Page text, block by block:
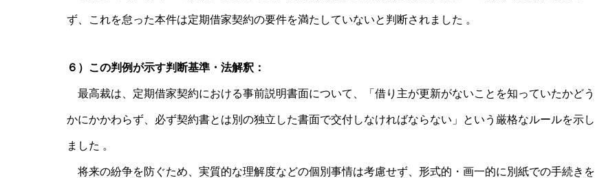
ず、これを怠った本件は定期借家契約の要件を満たしていないと判断されました 。
６）この判例が示す判断基準・法解釈：
最高裁は、定期借家契約における事前説明書面について、「借り主が更新がないことを知っていたかどう
かにかかわらず、必ず契約書とは別の独立した書面で交付しなければならない」という厳格なルールを示し
ました 。
将来の紛争を防ぐため、実質的な理解度などの個別事情は考慮せず、形式的・画一的に別紙での手続きを